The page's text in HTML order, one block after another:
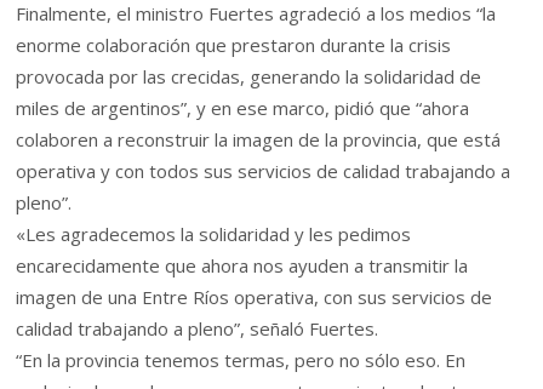
Finalmente, el ministro Fuertes agradeció a los medios “la
enorme colaboración que prestaron durante la crisis
provocada por las crecidas, generando la solidaridad de
miles de argentinos”, y en ese marco, pidió que “ahora
colaboren a reconstruir la imagen de la provincia, que está
operativa y con todos sus servicios de calidad trabajando a
pleno”.
«Les agradecemos la solidaridad y les pedimos
encarecidamente que ahora nos ayuden a transmitir la
imagen de una Entre Ríos operativa, con sus servicios de
calidad trabajando a pleno”, señaló Fuertes.
“En la provincia tenemos termas, pero no sólo eso. En